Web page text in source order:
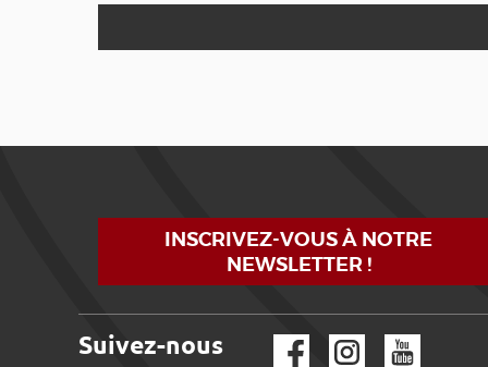
INSCRIVEZ-VOUS À NOTRE
NEWSLETTER !
Suivez-nous